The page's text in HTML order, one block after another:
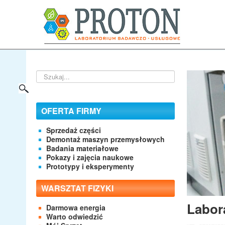
Szukaj...
OFERTA FIRMY
Sprzedaż części
Demontaż maszyn przemysłowych
Badania materiałowe
Pokazy i zajęcia naukowe
Prototypy i eksperymenty
WARSZTAT FIZYKI
Darmowa energia
Warto odwiedzić
w